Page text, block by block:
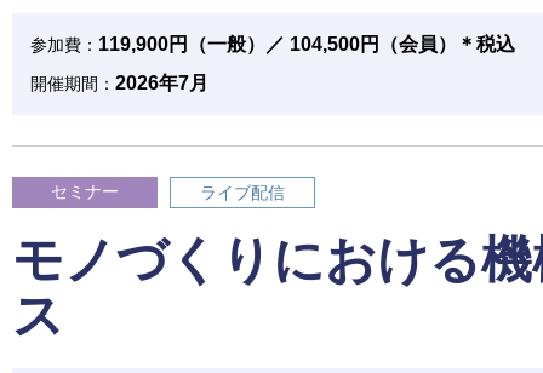
参加費： 119,900円（一般）／ 104,500円（会員）＊税込
開催期間： 2026年7月
セミナー ライブ配信
モノづくりにおける
ス